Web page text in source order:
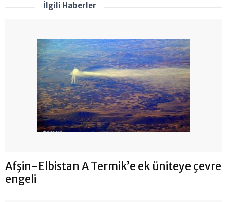
İlgili Haberler
Afşin-Elbistan A Termik’e ek üniteye çevre
engeli